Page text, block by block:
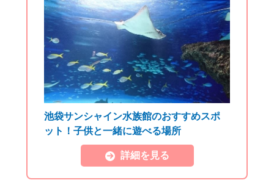
池袋サンシャイン水族館のおすすめスポ
ット！子供と一緒に遊べる場所
詳細を見る